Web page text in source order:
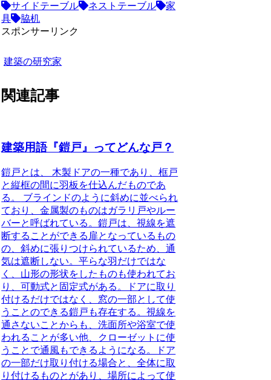
サイドテーブル
ネストテーブル
家
具
脇机
スポンサーリンク
建築の研究家
関連記事
建築用語『鎧戸』ってどんな戸？
鎧戸とは、 木製ドアの一種であり、框戸
と縦框の間に羽板を仕込んだものであ
る。
ブラインドのように斜めに並べられ
ており、金属製のものはガラリ戸やルー
バーと呼ばれている。鎧戸は、視線を遮
断することができる扉となっているもの
の、斜めに張りつけられているため、通
気は遮断しない。平らな羽だけではな
く、山形の形状をしたものも使われてお
り、可動式と固定式がある。ドアに取り
付けるだけではなく、窓の一部として使
うことのできる鎧戸も存在する。視線を
通さないことからも、洗面所や浴室で使
われることが多い他、クローゼットに使
うことで通風もできるようになる。ドア
の一部だけ取り付ける場合と、全体に取
り付けるものとがあり、場所によって使